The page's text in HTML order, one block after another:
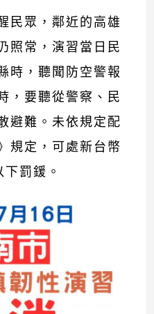
民眾，鄰近的高雄
照常，演習當日民
時，聽聞防空警報
，要聽從警察、民
避難。未依規定配
規定，可處新台幣
罰鍰。